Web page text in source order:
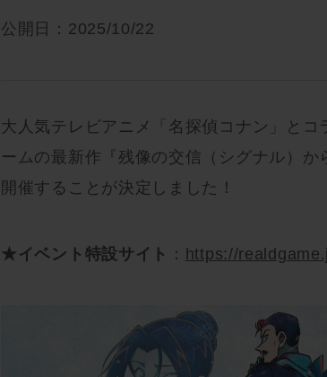
公開日：2025/10/22
大人気テレビアニメ「名探偵コナン」と
ームの最新作『残像の交信（シグナル）
開催することが決定しました！
★イベント特設サイト ： https://